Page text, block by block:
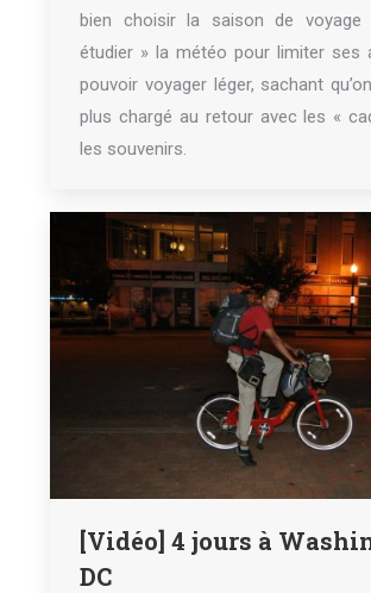
bien choisir la saison de
étudier » la météo pour limiter ses
pouvoir voyager léger, sachant
plus chargé au retour avec les «
les souvenirs.
[Vidéo] 4 jours à
DC